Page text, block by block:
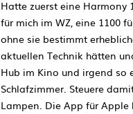
Hatte zuerst eine Harmony
für mich im WZ, eine 1100
ohne sie bestimmt
aktuellen Technik hätten
Hub im Kino und irgend so
Schlafzimmer. Steuere
Lampen. Die App für Apple